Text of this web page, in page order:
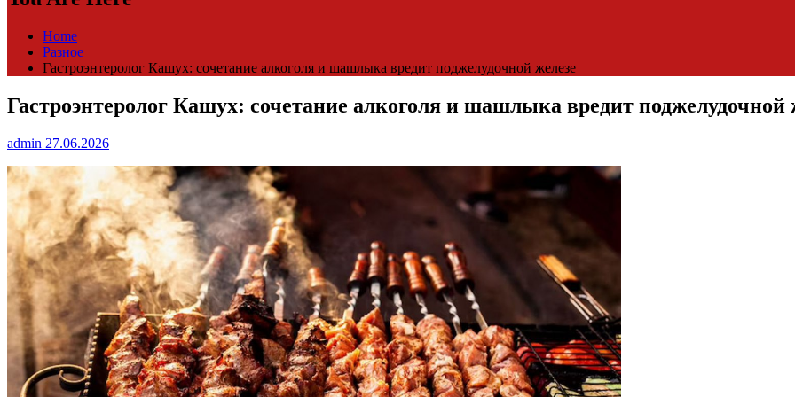
Home
Разное
Гастроэнтеролог Кашух: сочетание алкоголя и шашлыка вредит поджелудочной железе
Гастроэнтеролог Кашух: сочетание алкоголя и шашлыка вредит поджелудочной
admin 27.06.2026